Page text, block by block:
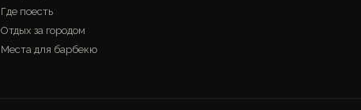
Где поесть
Отдых за городом
Места для барбекю